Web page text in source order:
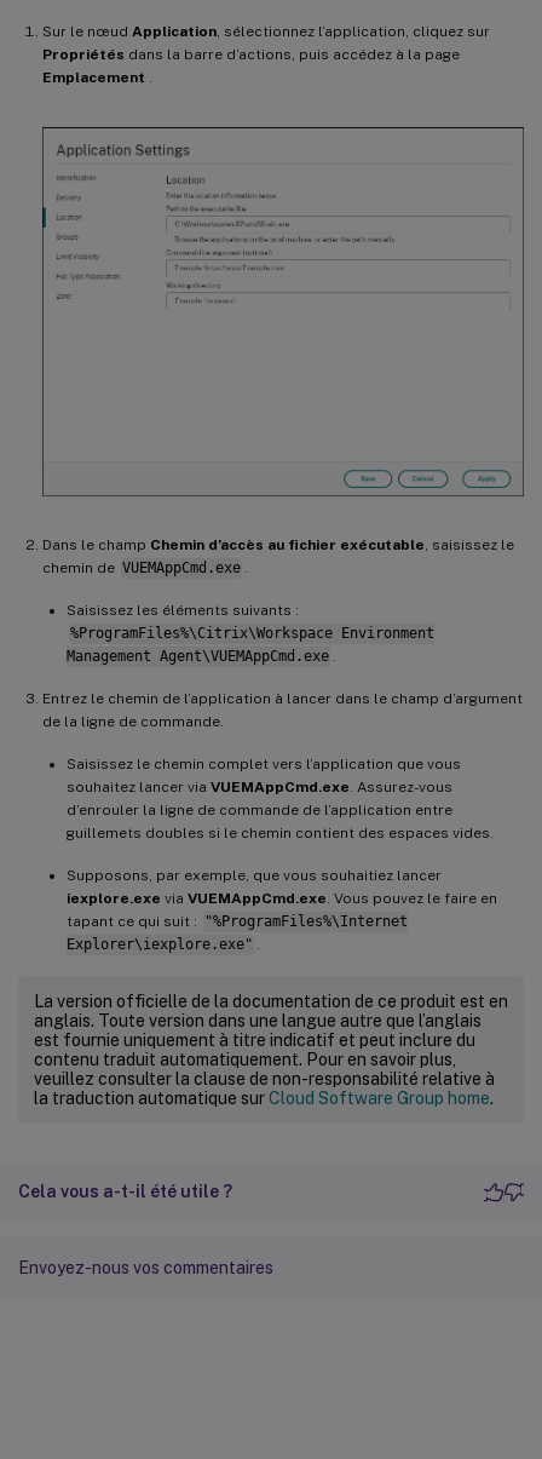
Sur le nœud Application, sélectionnez l’application, cliquez sur
Propriétés dans la barre d’actions, puis accédez à la page
Emplacement .
Dans le champ Chemin d’accès au fichier exécutable, saisissez le
chemin de VUEMAppCmd.exe .
Saisissez les éléments suivants :
%ProgramFiles%\Citrix\Workspace Environment
Management Agent\VUEMAppCmd.exe .
Entrez le chemin de l’application à lancer dans le champ d’argument
de la ligne de commande.
Saisissez le chemin complet vers l’application que vous
souhaitez lancer via VUEMAppCmd.exe. Assurez-vous
d’enrouler la ligne de commande de l’application entre
guillemets doubles si le chemin contient des espaces vides.
Supposons, par exemple, que vous souhaitiez lancer
iexplore.exe via VUEMAppCmd.exe. Vous pouvez le faire en
tapant ce qui suit :
"%ProgramFiles%\Internet
Explorer\iexplore.exe" .
La version officielle de la documentation de ce produit est en
anglais. Toute version dans une langue autre que l’anglais
est fournie uniquement à titre indicatif et peut inclure du
contenu traduit automatiquement. Pour en savoir plus,
veuillez consulter la clause de non-responsabilité relative à
la traduction automatique surCloud Software Group home.
Cela vous a-t-il été utile ?
Envoyez-nous vos commentaires